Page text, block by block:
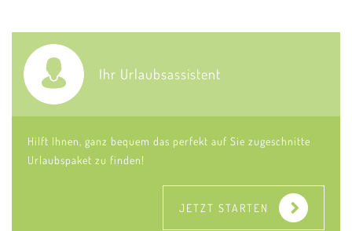
Ihr Urlaubsassistent
Hilft Ihnen, ganz bequem das perfekt auf Sie zugeschnitte
Urlaubspaket zu finden!
JETZT STARTEN